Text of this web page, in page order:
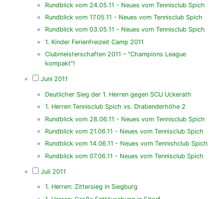
Rundblick vom 24.05.11 - Neues vom Tennisclub Spich
Rundblick vom 17.05.11 - Neues vom Tennisclub Spich
Rundblick vom 03.05.11 - Neues vom Tennisclub Spich
1. Kinder Ferienfreizeit Camp 2011
Clubmeisterschaften 2011 – "Champions League
kompakt"!
Juni 2011
Deutlicher Sieg der 1. Herren gegen SCU Uckerath
1. Herren Tennisclub Spich vs. Drabenderhöhe 2
Rundblick vom 28.06.11 - Neues vom Tennisclub Spich
Rundblick vom 21.06.11 - Neues vom Tennisclub Spich
Rundblick vom 14.06.11 - Neues vom Tennishclub Spich
Rundblick vom 07.06.11 - Neues vom Tennisclub Spich
Juli 2011
1. Herren: Zittersieg in Siegburg